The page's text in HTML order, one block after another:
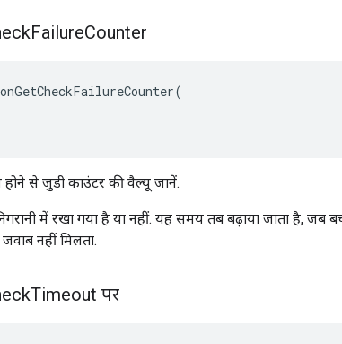
FailureCounter
(
होने से जुड़ी काउंटर की वैल्यू जानें.
में रखा गया है या नहीं. यह समय तब बढ़ाया जाता है,
नहीं मिलता.
Timeout पर